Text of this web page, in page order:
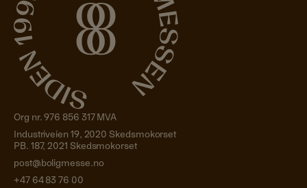
Org nr. 976 856 317 MVA
Industriveien 19, 2020 Skedsmokorset
PB. 187, 2021 Skedsmokorset
post@boligmesse.no
+47 64 83 76 00